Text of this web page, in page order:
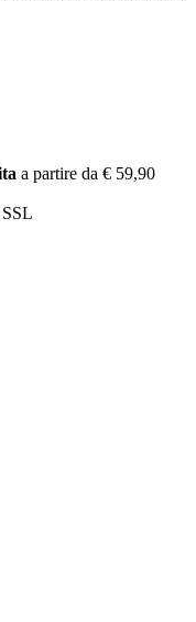
a partire da € 59,90